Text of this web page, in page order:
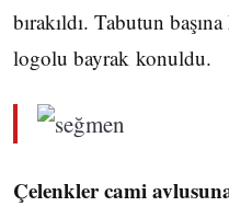
bırakıldı. Tabutun
logolu bayrak konuldu.
Çelenkler cami